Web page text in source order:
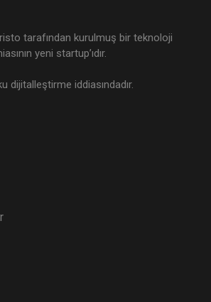
tarafından kurulmuş bir teknoloji
yeni startup’ıdır.
dijitalleştirme iddiasındadır.